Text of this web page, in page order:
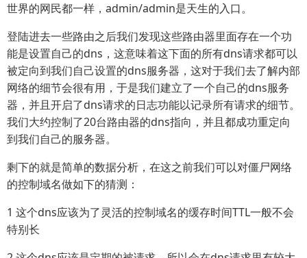
世界的网民都一样，admin/admin是天生的入口。
登陆进去一些路由之后我们发现这些路由器里面存在一个功
能是设置自己的dns，这意味着这下面的所有dns请求都可以
被定向到我们自己设置的dns服务器，这对于我们去了解内部
网络的细节会很有用，于是我们建立了一个自己的dns服务
器，并且开启了dns请求的日志功能以记录所有请求的细节。
我们大约控制了20台路由器的dns指向，并且都成功重定向
到我们自己的服务器。
剩下的就是简单的数据分析，在这之前我们可以对僵尸网络
的控制域名做如下的猜测：
1 这个dns应该为了灵活的控制域名的缓存时间TTL一般不会
特别长